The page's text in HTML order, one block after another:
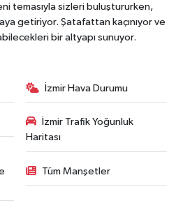
temasıyla sizleri buluştururken,
getiriyor. Şatafattan kaçınıyor ve
bir altyapı sunuyor.
İzmir Hava Durumu
İzmir Trafik Yoğunluk
Haritası
Tüm Manşetler